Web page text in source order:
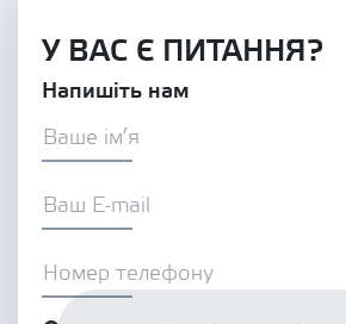
У ВАС Є ПИТАННЯ?
Напишіть нам